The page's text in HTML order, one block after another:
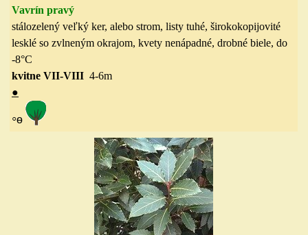
Vavrín pravý
stálozelený veľký ker, alebo strom, listy tuhé, širokokopijovité
lesklé so zvlneným okrajom, kvety nenápadné, drobné biele, do
-8°C
kvitne VII-VIII 4-6m
●
◦ө